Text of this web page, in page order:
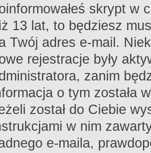
skrypt w
13 lat, to będziesz
Twój adres e-mail.
rejestracje były
zanim
o tym została
został do Ciebie
w nim
e-maila,